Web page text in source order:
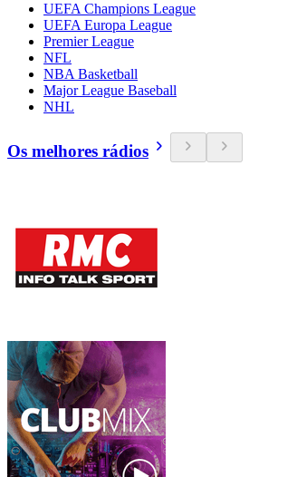
UEFA Champions League
UEFA Europa League
Premier League
NFL
NBA Basketball
Major League Baseball
NHL
Os melhores rádios